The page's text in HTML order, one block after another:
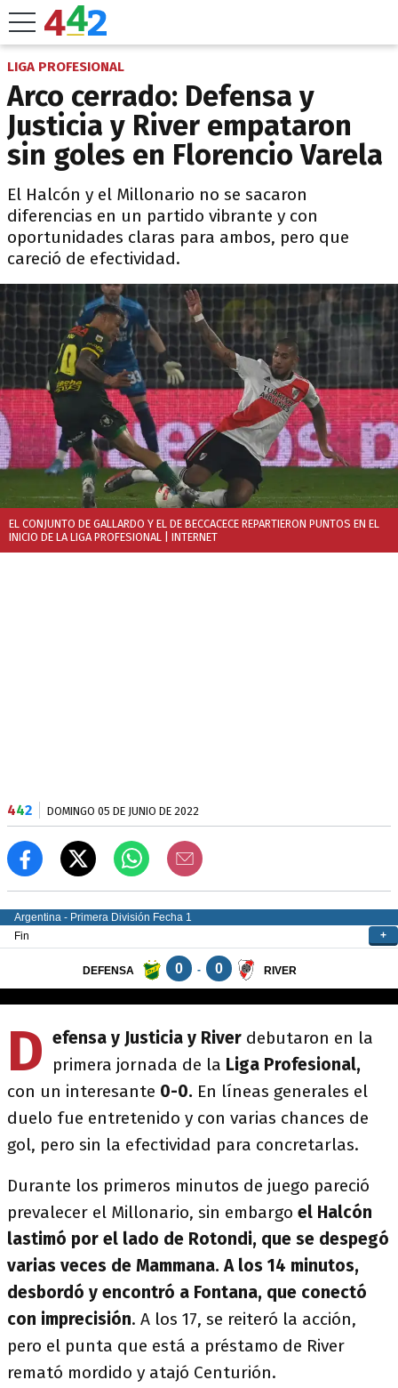
LIGA PROFESIONAL
Arco cerrado: Defensa y
Justicia y River empataron
sin goles en Florencio Varela
El Halcón y el Millonario no se sacaron
diferencias en un partido vibrante y con
oportunidades claras para ambos, pero que
careció de efectividad.
EL CONJUNTO DE GALLARDO Y EL DE BECCACECE REPARTIERON PUNTOS EN EL
INICIO DE LA LIGA PROFESIONAL
| INTERNET
442 DOMINGO 05 DE JUNIO DE 2022
D efensa y Justicia y River debutaron en la
primera jornada de la Liga Profesional,
con un interesante 0-0. En líneas generales el
duelo fue entretenido y con varias chances de
gol, pero sin la efectividad para concretarlas.
Durante los primeros minutos de juego pareció
prevalecer el Millonario, sin embargo el Halcón
lastimó por el lado de Rotondi, que se despegó
varias veces de Mammana. A los 14 minutos,
desbordó y encontró a Fontana, que conectó
con imprecisión. A los 17, se reiteró la acción,
pero el punta que está a préstamo de River
remató mordido y atajó Centurión.